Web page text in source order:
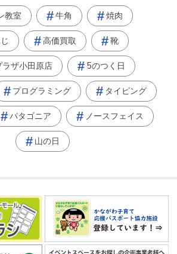
教室 牛角 焼肉
高価買取 靴
ラザ小田原店 5のつく日
プログラミング タイピング
パタゴニア ノースフェイス
山の日